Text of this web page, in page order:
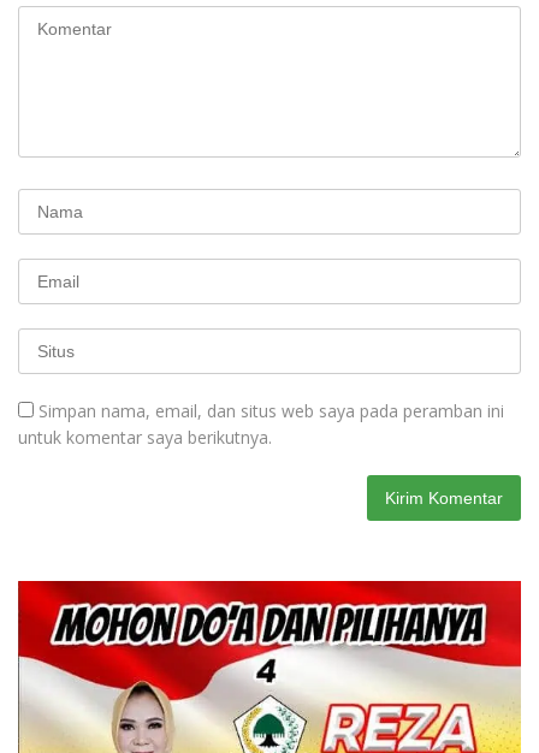
Simpan nama, email, dan situs web saya pada peramban ini
untuk komentar saya berikutnya.